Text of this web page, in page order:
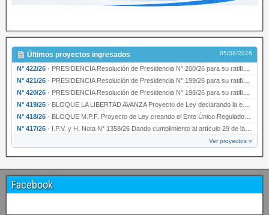
Últimos proyectos ingresados 05/08/2026
N° 422/26 · PRESIDENCIA Resolución de Presidencia N° 200/26 para su ratificación.
N° 421/26 · PRESIDENCIA Resolución de Presidencia N° 199/26 para su ratificación.
N° 420/26 · PRESIDENCIA Resolución de Presidencia N° 198/26 para su ratificación.
N° 419/26 · BLOQUE LA LIBERTAD AVANZA Proyecto de Ley declarando la esencialidad del servicio educativ…
N° 418/26 · BLOQUE M.P.F. Proyecto de Ley creando el Ente Único Regulador de servicios públicos de la …
N° 417/26 · I.P.V. y H. Nota N° 1358/26 Dando cumplimiento al artículo 29 de la Ley provincial N° 1399…
Ver proyectos »
Facebook